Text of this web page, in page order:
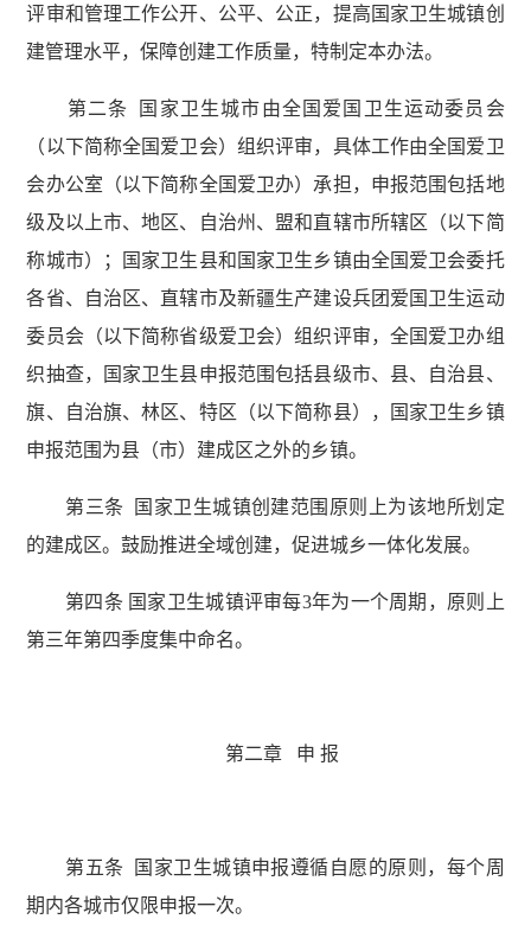
评审和管理工作公开、公平、公正，提高国家卫生城镇创
建管理水平，保障创建工作质量，特制定本办法。
第二条 国家卫生城市由全国爱国卫生运动委员会
（以下简称全国爱卫会）组织评审，具体工作由全国爱卫
会办公室（以下简称全国爱卫办）承担，申报范围包括地
级及以上市、地区、自治州、盟和直辖市所辖区（以下简
称城市）；国家卫生县和国家卫生乡镇由全国爱卫会委托
各省、自治区、直辖市及新疆生产建设兵团爱国卫生运动
委员会（以下简称省级爱卫会）组织评审，全国爱卫办组
织抽查，国家卫生县申报范围包括县级市、县、自治县、
旗、自治旗、林区、特区（以下简称县），国家卫生乡镇
申报范围为县（市）建成区之外的乡镇。
第三条 国家卫生城镇创建范围原则上为该地所划定
的建成区。鼓励推进全域创建，促进城乡一体化发展。
第四条 国家卫生城镇评审每3年为一个周期，原则上
第三年第四季度集中命名。
第二章 申 报
第五条 国家卫生城镇申报遵循自愿的原则，每个周
期内各城市仅限申报一次。